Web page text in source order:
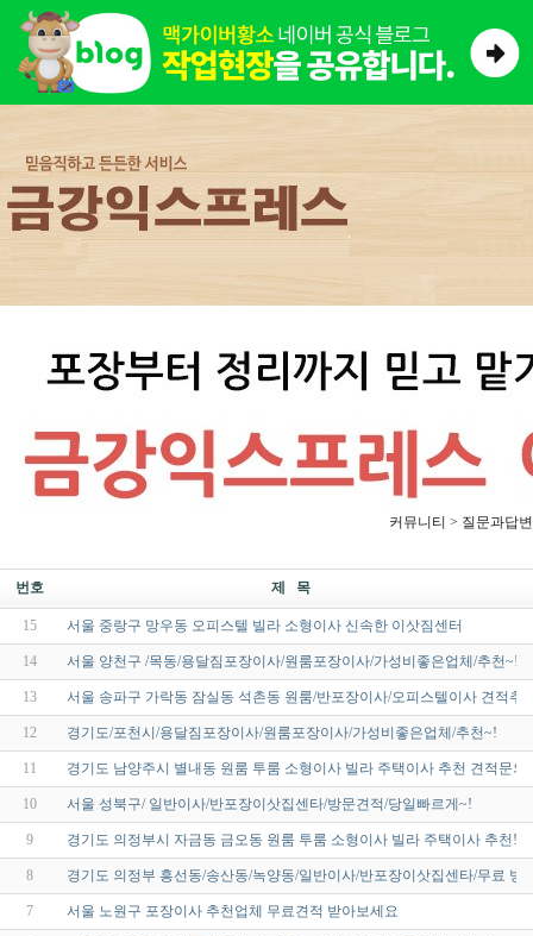
커뮤니티 > 질문과답변
번호 제 목
15 서울 중랑구 망우동 오피스텔 빌라 소형이사 신속한 이삿짐센터
14 서울 양천구 /목동/용달짐포장이사/원룸포장이사/가성비좋은업체/추천~!
13 서울 송파구 가락동 잠실동 석촌동 원룸/반포장이사/오피스텔이사 견적추
12 경기도/포천시/용달짐포장이사/원룸포장이사/가성비좋은업체/추천~!
11 경기도 남양주시 별내동 원룸 투룸 소형이사 빌라 주택이사 추천 견적문의
10 서울 성북구/ 일반이사/반포장이삿집센타/방문견적/당일빠르게~!
9 경기도 의정부시 자금동 금오동 원룸 투룸 소형이사 빌라 주택이사 추천!
8 경기도 의정부 흥선동/송산동/녹양동/일반이사/반포장이삿집센타/무료 방
7 서울 노원구 포장이사 추천업체 무료견적 받아보세요